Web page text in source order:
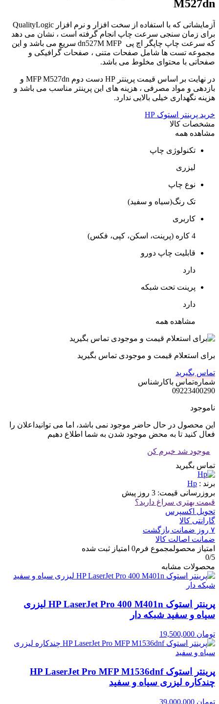
M527dn
آزمایشاتی که با استفاده از سخت افزار و نرم افزار QualityLogic
برای زمان سنجی سرعت چاپ انجام گرفته است ، نشان می دهد
که سرعت چاپ چاپگر اچ پی dn527M MFP سریع می باشد و این
مجموعه تست ها شامل صفحات متنی ، صفحات گرافیکی و
صفحاتی با محتوای مخلوط می باشد.
در نهایت بر اساس قیمت پرینتر HP دست دوم MFP M527dn و
بازدهی و مواد مصرفی ، هزینه های این پرینتر مناسب می باشد و
هزینه نگهداری خیلی بالایی ندارد.
خرید پرینتر استوک HP
مشخصات کالا
مشاهده همه
تکنولوژی چاپ
لیزری
نوع چاپ
تک رنگ(سیاه و سفید)
کاربری
4 کاره (پرینت، اسکن، کپی، فکس)
قابلیت چاپ دورو
دارد
پرینت تحت شبکه
دارد
مشاهده همه
برای استعلام قیمت و موجودی تماس بگیرید
تماس بگیرید
شماره‌تماس‌ با‌کارشناس
09223400290
ناموجود
این محصول در حال حاضر موجود نمی باشد، اما می توانیداعلان را
فعال کنید تا به محض موجود شدن به شما اطلاع دهیم
موجود شد خبرم کن
تماس بگیرید
برند : Hp
بروزرسانی قیمت: 3 روز پیش
قیمت بهتری سراغ دارید؟
تحویل اکسپرس
گارانتی کالا
۷ روز ضمانت بازگشت
ضمانت اصالت کالا
امتیاز محصولمجموع فرم0 امتیاز ثبت شده
0/5
محصولات مشابه
پرینتر استوک HP LaserJet Pro 400 M401n لیزری
سیاه و سفید شبکه دار
تومان
پرینتر استوک HP LaserJet Pro MFP M1536dnf
چندکاره لیزری سیاه و سفید
تومان